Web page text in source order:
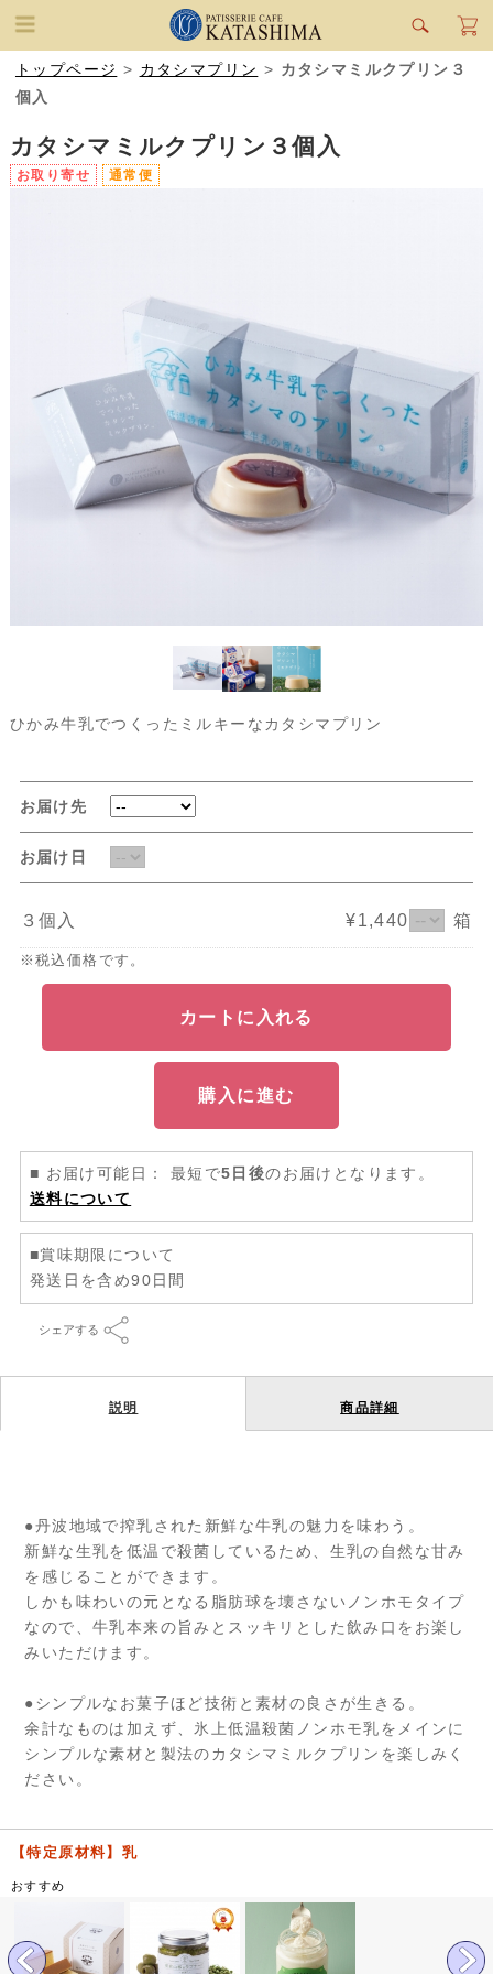
トップページ > カタシマプリン > カタシマミルクプリン３
個入
カタシマミルクプリン３個入
お取り寄せ 通常便
ひかみ牛乳でつくったミルキーなカタシマプリン
お届け先
お届け日
３個入 ¥1,440 箱
※税込価格です。
カートに入れる
購入に進む
■ お届け可能日： 最短で5日後のお届けとなります。
送料について
■賞味期限について
発送日を含め90日間
シェアする
説明 商品詳細
●丹波地域で搾乳された新鮮な牛乳の魅力を味わう。
新鮮な生乳を低温で殺菌しているため、生乳の自然な甘み
を感じることができます。
しかも味わいの元となる脂肪球を壊さないノンホモタイプ
なので、牛乳本来の旨みとスッキリとした飲み口をお楽し
みいただけます。
●シンプルなお菓子ほど技術と素材の良さが生きる。
余計なものは加えず、氷上低温殺菌ノンホモ乳をメインに
シンプルな素材と製法のカタシマミルクプリンを楽しみく
ださい。
【特定原材料】乳
おすすめ